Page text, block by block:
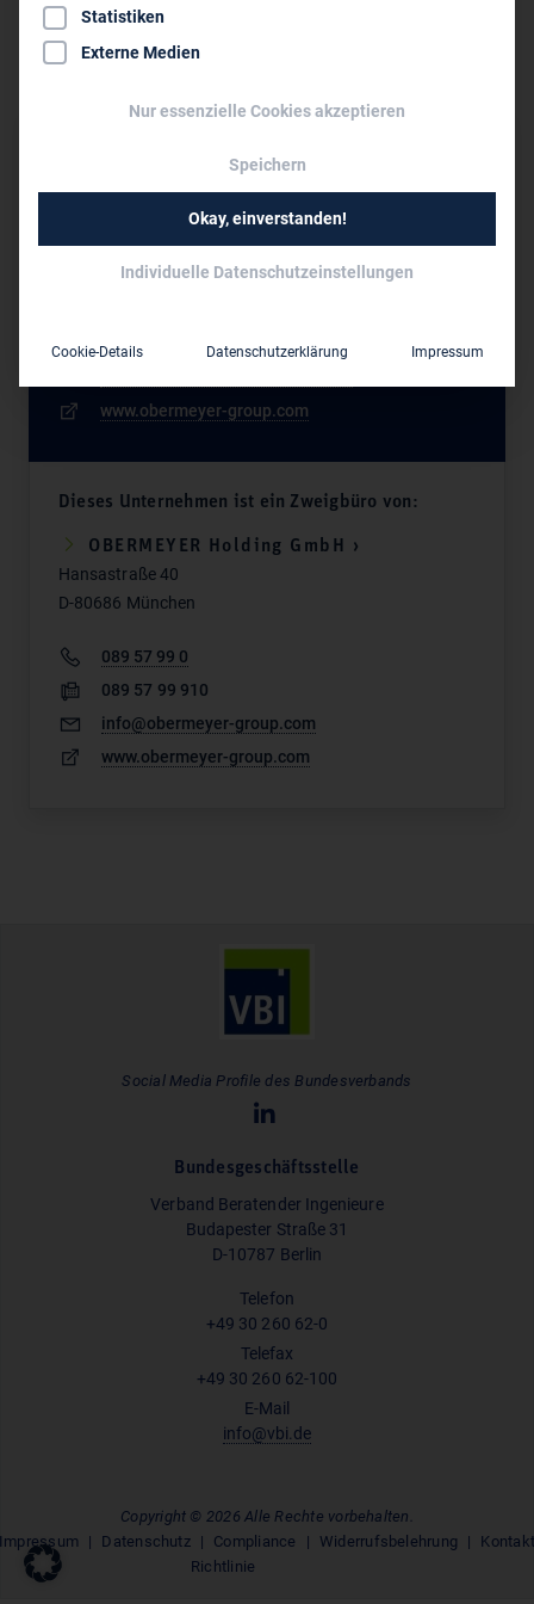
Erneuerbare Energien, Energetische Sanierung,
Gebäude- und Flächenrecycling; Tragwerksplanung:
Neubauten, Instandhaltung
040 349 62 99 90
www.obermeyer-group.com
Dieses Unternehmen ist ein Zweigbüro von:
OBERMEYER Holding GmbH ›
Hansastraße 40
D-80686 München
089 57 99 0
089 57 99 910
info@obermeyer-group.com
www.obermeyer-group.com
Social Media Profile des Bundesverbands
Bundesgeschäftsstelle
Verband Beratender Ingenieure
Budapester Straße 31
D-10787 Berlin
Telefon
+49 30 260 62-0
Telefax
+49 30 260 62-100
E-Mail
info@vbi.de
Copyright © 2026 Alle Rechte vorbehalten.
Datenschutz
Compliance
Richtlinie
Widerrufsbelehrung
Statistiken
Externe Medien
Nur essenzielle Cookies akzeptieren
Speichern
Okay, einverstanden!
Individuelle Datenschutzeinstellungen
Cookie-Details Datenschutzerklärung Impressum